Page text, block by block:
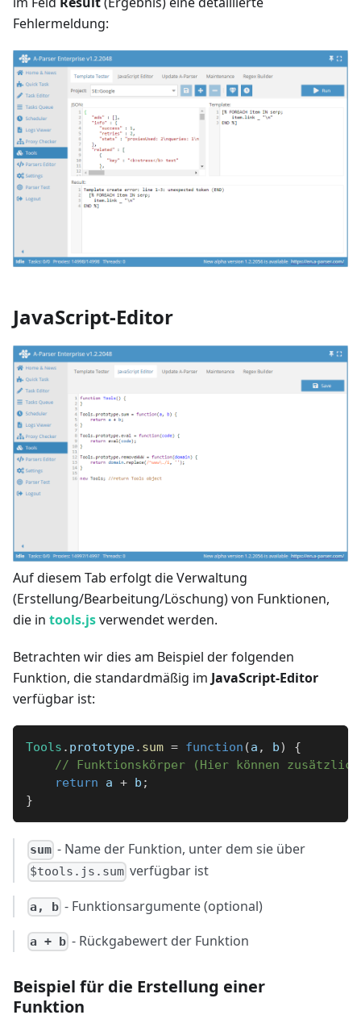
Fehlermeldung:
JavaScript-Editor
Auf diesem Tab erfolgt die Verwaltung
(Erstellung/Bearbeitung/Löschung) von Funktionen,
die in tools.jsverwendet werden.
Betrachten wir dies am Beispiel der folgenden
Funktion, die standardmäßig im JavaScript-Editor
verfügbar ist:
Tools . prototype. sum = function (a , b)
{
// Funktionskörper (Hier können
return a + b ;
}
sum - Name der Funktion, unter dem sie über
$tools.js.sum verfügbar ist
a, b - Funktionsargumente (optional)
a + b - Rückgabewert der Funktion
Beispiel für die Erstellung einer
Funktion